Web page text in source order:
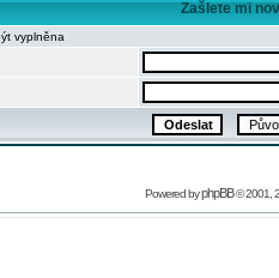
Zašlete mi
vyplněna
Powered byphpBB© 2001,